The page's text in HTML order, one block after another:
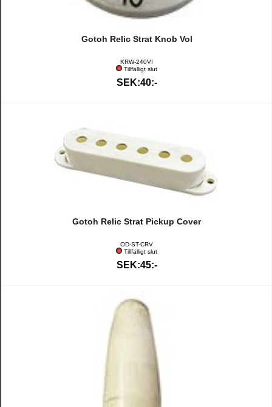
Gotoh Relic Strat Knob Vol
KRW-240VI
Tillfälligt slut
SEK:40:-
Gotoh Relic Strat Pickup Cover
OD-ST-CRV
Tillfälligt slut
SEK:45:-